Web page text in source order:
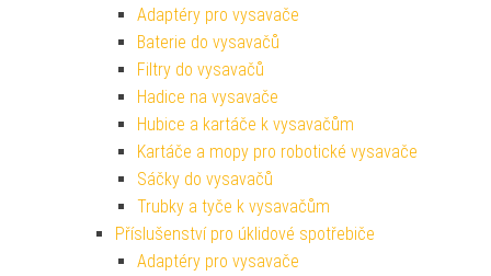
Adaptéry pro vysavače
Baterie do vysavačů
Filtry do vysavačů
Hadice na vysavače
Hubice a kartáče k vysavačům
Kartáče a mopy pro robotické vysavače
Sáčky do vysavačů
Trubky a tyče k vysavačům
Příslušenství pro úklidové spotřebiče
Adaptéry pro vysavače